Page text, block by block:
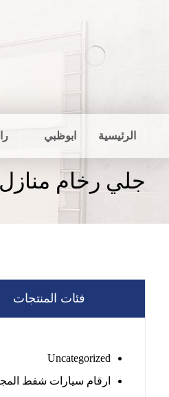
الرئيسية ابوظبي
جلي رخام
فئات المنتجات
Uncategorized
ارقام سيارات شفط